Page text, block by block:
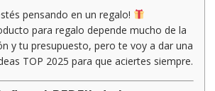
pensando en un regalo!
para regalo depende mucho de la
y tu presupuesto, pero te voy a dar una
TOP 2025 para que aciertes siempre.